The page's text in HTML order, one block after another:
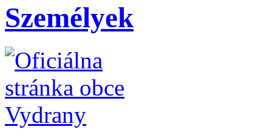
Személyek